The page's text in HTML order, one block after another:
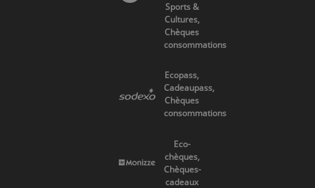
Sports &
Cultures,
Chèques
consommations
Ecopass,
Cadeaupass,
Chèques
consommations
Eco-
chèques,
Chèques-
cadeaux